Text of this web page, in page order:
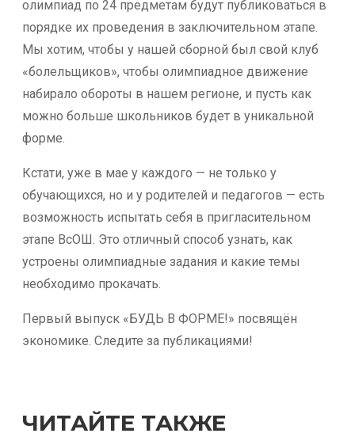
олимпиад по 24 предметам будут публиковаться в
порядке их проведения в заключительном этапе.
Мы хотим, чтобы у нашей сборной был свой клуб
«болельщиков», чтобы олимпиадное движение
набирало обороты в нашем регионе, и пусть как
можно больше школьников будет в уникальной
форме.
Кстати, уже в мае у каждого — не только у
обучающихся, но и у родителей и педагогов — есть
возможность испытать себя в пригласительном
этапе ВсОШ. Это отличный способ узнать, как
устроены олимпиадные задания и какие темы
необходимо прокачать.
Первый выпуск «БУДЬ В ФОРМЕ!» посвящён
экономике. Следите за публикациями!
ЧИТАЙТЕ ТАКЖЕ